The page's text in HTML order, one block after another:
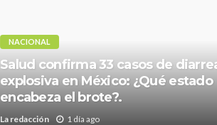
NACIONAL
Salud confirma 33 casos de
explosiva en México: ¿Qué estado
encabeza el brote?.
La redacción 1 día ago